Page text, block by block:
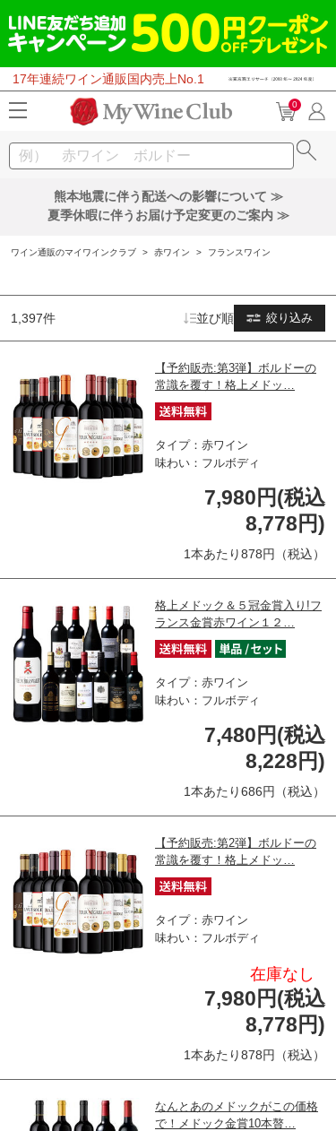
17年連続ワイン通販国内売上No.1
0
熊本地震に伴う配送への影響について ≫
夏季休暇に伴うお届け予定変更のご案内 ≫
ワイン通販のマイワインクラブ > 赤ワイン > フランスワイン
1,397件 絞り込み
並び順
【予約販売:第3弾】ボルドーの
常識を覆す！格上メドッ…
タイプ：赤ワイン
味わい：フルボディ
7,980円(税込
8,778円)
1本あたり878円（税込）
格上メドック＆５冠金賞入り!フ
ランス金賞赤ワイン１２…
タイプ：赤ワイン
味わい：フルボディ
7,480円(税込
8,228円)
1本あたり686円（税込）
【予約販売:第2弾】ボルドーの
常識を覆す！格上メドッ…
タイプ：赤ワイン
味わい：フルボディ
在庫なし
7,980円(税込
8,778円)
1本あたり878円（税込）
なんとあのメドックがこの価格
で！メドック金賞10本贅…